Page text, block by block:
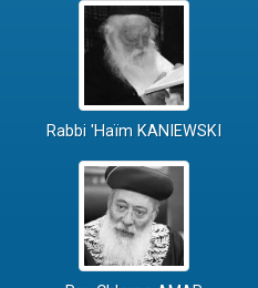
Rabbi 'Haïm KANIEWSKI